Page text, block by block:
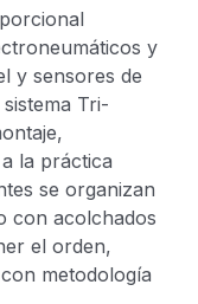
y
y sensores de
Tri-
la práctica
se organizan
con acolchados
el orden,
metodología